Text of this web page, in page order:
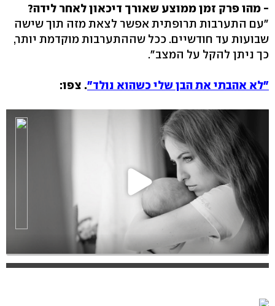
- מהו פרק זמן ממוצע שאורך דיכאון לאחר לידה?
"עם התערבות תרופתית אפשר לצאת מזה תוך שישה
שבועות עד חודשיים. ככל שההתערבות מוקדמת יותר,
כך ניתן להקל על המצב".
"לא אהבתי את הבן שלי כשהוא נולד". צפו: